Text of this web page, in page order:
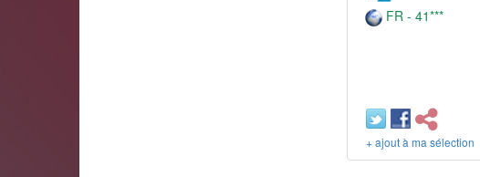
FR - 41***
+ ajout à ma sélection